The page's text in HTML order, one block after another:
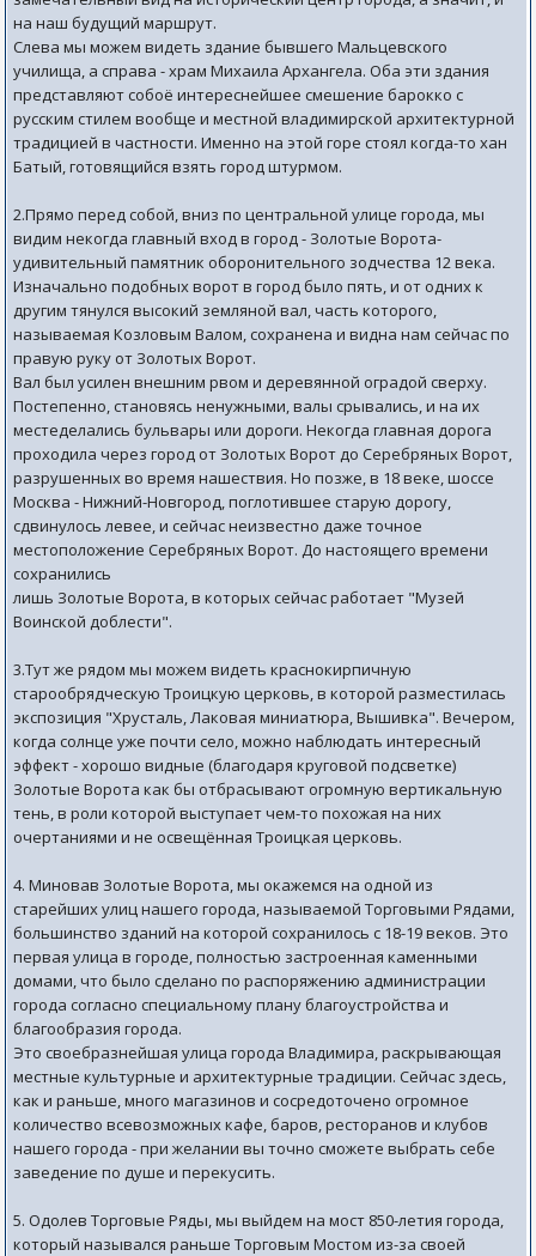
на наш будущий маршрут.
Слева мы можем видеть здание бывшего Мальцевского
училища, а справа - храм Михаила Архангела. Оба эти здания
представляют собоё интереснейшее смешение барокко с
русским стилем вообще и местной владимирской архитектурной
традицией в частности. Именно на этой горе стоял когда-то хан
Батый, готовящийся взять город штурмом.
2.Прямо перед собой, вниз по центральной улице города, мы
видим некогда главный вход в город - Золотые Ворота-
удивительный памятник оборонительного зодчества 12 века.
Изначально подобных ворот в город было пять, и от одних к
другим тянулся высокий земляной вал, часть которого,
называемая Козловым Валом, сохранена и видна нам сейчас по
правую руку от Золотых Ворот.
Вал был усилен внешним рвом и деревянной оградой сверху.
Постепенно, становясь ненужными, валы срывались, и на их
местеделались бульвары или дороги. Некогда главная дорога
проходила через город от Золотых Ворот до Серебряных Ворот,
разрушенных во время нашествия. Но позже, в 18 веке, шоссе
Москва - Нижний-Новгород, поглотившее старую дорогу,
сдвинулось левее, и сейчас неизвестно даже точное
местоположение Серебряных Ворот. До настоящего времени
сохранились
лишь Золотые Ворота, в которых сейчас работает "Музей
Воинской доблести".
3.Тут же рядом мы можем видеть краснокирпичную
старообрядческую Троицкую церковь, в которой разместилась
экспозиция "Хрусталь, Лаковая миниатюра, Вышивка". Вечером,
когда солнце уже почти село, можно наблюдать интересный
эффект - хорошо видные (благодаря круговой подсветке)
Золотые Ворота как бы отбрасывают огромную вертикальную
тень, в роли которой выступает чем-то похожая на них
очертаниями и не освещённая Троицкая церковь.
4. Миновав Золотые Ворота, мы окажемся на одной из
старейших улиц нашего города, называемой Торговыми Рядами,
большинство зданий на которой сохранилось с 18-19 веков. Это
первая улица в городе, полностью застроенная каменными
домами, что было сделано по распоряжению администрации
города согласно специальному плану благоустройства и
благообразия города.
Это своебразнейшая улица города Владимира, раскрывающая
местные культурные и архитектурные традиции. Сейчас здесь,
как и раньше, много магазинов и сосредоточено огромное
количество всевозможных кафе, баров, ресторанов и клубов
нашего города - при желании вы точно сможете выбрать себе
заведение по душе и перекусить.
5. Одолев Торговые Ряды, мы выйдем на мост 850-летия города,
который назывался раньше Торговым Мостом из-за своей